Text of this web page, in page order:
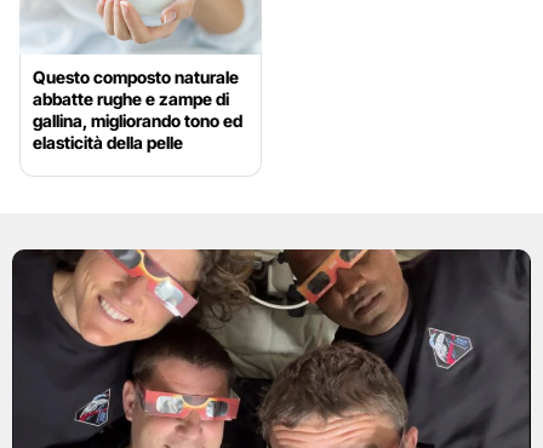
Questo composto naturale
abbatte rughe e zampe di
gallina, migliorando tono ed
elasticità della pelle